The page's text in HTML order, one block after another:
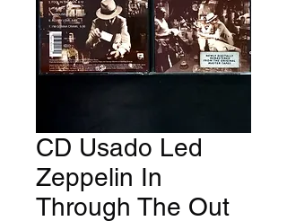
CD Usado Led
Zeppelin In
Through The Out